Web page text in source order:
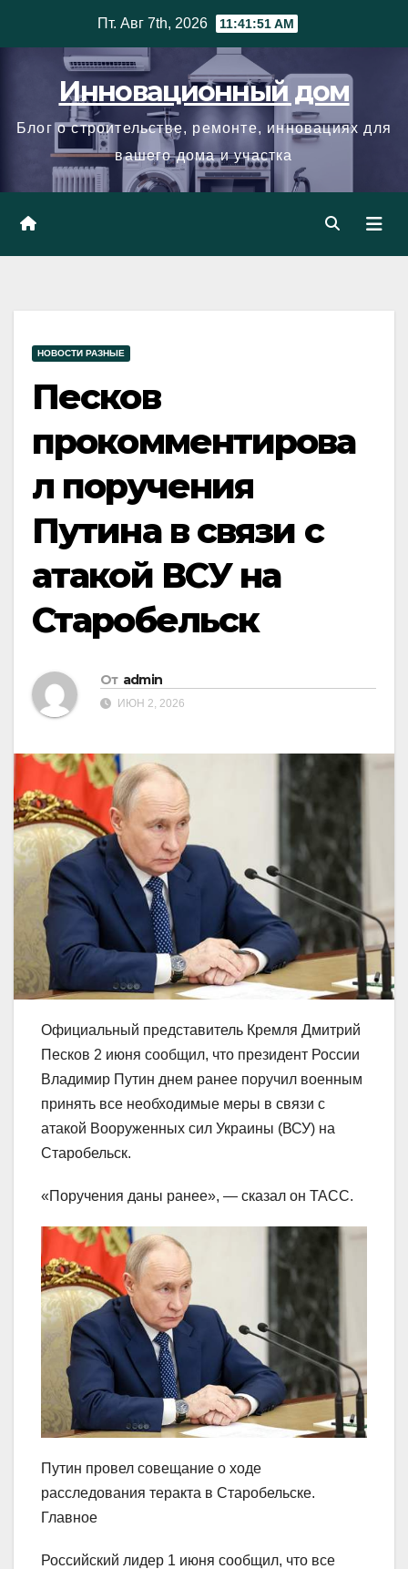
Пт. Авг 7th, 2026 11:41:52 AM
Инновационный дом
Блог о строительстве, ремонте, инновациях для
вашего дома и участка
НОВОСТИ РАЗНЫЕ
Песков
прокомментирова
л поручения
Путина в связи с
атакой ВСУ на
Старобельск
От admin
ИЮН 2, 2026
Официальный представитель Кремля Дмитрий
Песков 2 июня сообщил, что президент России
Владимир Путин днем ранее поручил военным
принять все необходимые меры в связи с
атакой Вооруженных сил Украины (ВСУ) на
Старобельск.
«Поручения даны ранее», — сказал он ТАСС.
Путин провел совещание о ходе
расследования теракта в Старобельске.
Главное
Российский лидер 1 июня сообщил, что все